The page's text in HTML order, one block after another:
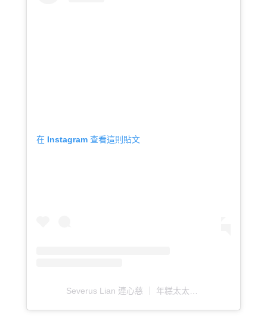
在 Instagram 查看這則貼文
Severus Lian 連心慈 ｜ 年糕太太（@severuslian_illustration）分享的貼文